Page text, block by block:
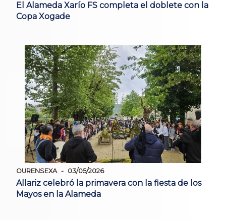
El Alameda Xarío FS completa el doblete con la
Copa Xogade
OURENSEXA 03/05/2026
Allariz celebró la primavera con la fiesta de los
Mayos en la Alameda